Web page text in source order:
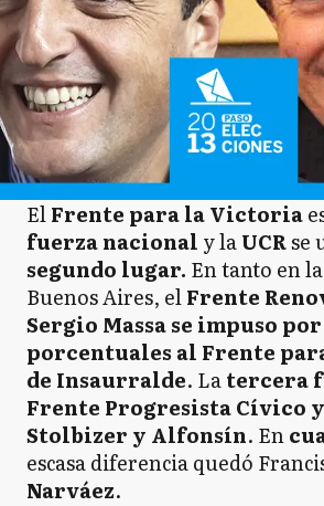
ElFrente para la Victoria
fuerza nacional y laUCRse
segundo lugar. En tanto en
Buenos Aires, elFrente
Sergio Massa se impuso
porcentuales al Frente
de Insaurralde. Latercera
Frente Progresista Cívico
Stolbizer y Alfonsín. En
escasa diferencia quedó
Narváez.